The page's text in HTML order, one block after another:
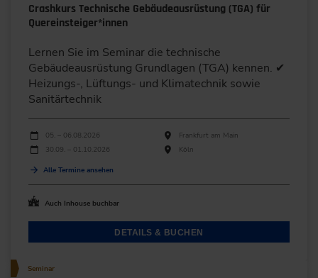
Crashkurs Technische Gebäudeausrüstung (TGA) für
Quereinsteiger*innen
Lernen Sie im Seminar die technische
Gebäudeausrüstung Grundlagen (TGA) kennen. ✔
Heizungs-, Lüftungs- und Klimatechnik sowie
Sanitärtechnik
Durchführungen
Veranstaltungsdatum
05. – 06.08.2026
Frankfurt am Main
30.09. – 01.10.2026
Köln
Alle Termine ansehen
Auch Inhouse buchbar
DETAILS & BUCHEN
Seminar